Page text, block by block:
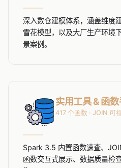
深入数仓建模体系，涵盖维度
雪花模型，以及大厂生产环境
景案例。
实用工具 & 函
417 个函数 · JOIN 可
Spark 3.5 内置函数速查、
函数交互式展示、数据质量检